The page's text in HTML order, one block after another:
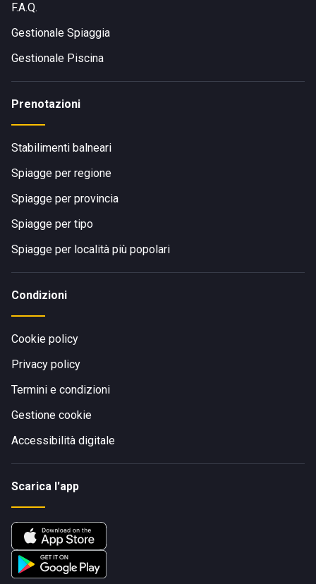
F.A.Q.
Gestionale Spiaggia
Gestionale Piscina
Prenotazioni
Stabilimenti balneari
Spiagge per regione
Spiagge per provincia
Spiagge per tipo
Spiagge per località più popolari
Condizioni
Cookie policy
Privacy policy
Termini e condizioni
Gestione cookie
Accessibilità digitale
Scarica l'app